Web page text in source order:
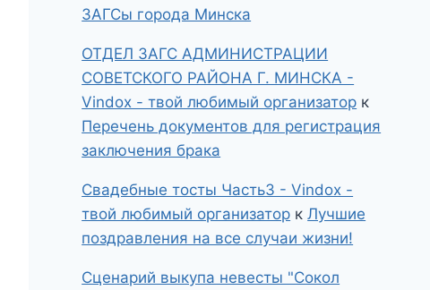
ЗАГСы города Минска
ОТДЕЛ ЗАГС АДМИНИСТРАЦИИ
СОВЕТСКОГО РАЙОНА Г. МИНСКА -
Vindox - твой любимый организатор к
Перечень документов для регистрация
заключения брака
Свадебные тосты Часть3 - Vindox -
твой любимый организатор кЛучшие
поздравления на все случаи жизни!
Сценарий выкупа невесты "Сокол